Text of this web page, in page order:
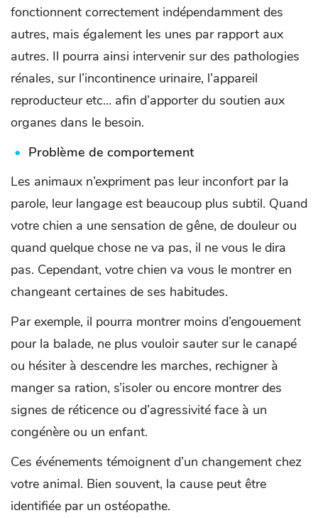
fonctionnent correctement indépendamment des
autres, mais également les unes par rapport aux
autres. Il pourra ainsi intervenir sur des pathologies
rénales, sur l’incontinence urinaire, l’appareil
reproducteur etc... afin d’apporter du soutien aux
organes dans le besoin.
Problème de comportement
Les animaux n’expriment pas leur inconfort par la
parole, leur langage est beaucoup plus subtil. Quand
votre chien a une sensation de gêne, de douleur ou
quand quelque chose ne va pas, il ne vous le dira
pas. Cependant, votre chien va vous le montrer en
changeant certaines de ses habitudes.
Par exemple, il pourra montrer moins d’engouement
pour la balade, ne plus vouloir sauter sur le canapé
ou hésiter à descendre les marches, rechigner à
manger sa ration, s’isoler ou encore montrer des
signes de réticence ou d’agressivité face à un
congénère ou un enfant.
Ces événements témoignent d’un changement chez
votre animal. Bien souvent, la cause peut être
identifiée par un ostéopathe.